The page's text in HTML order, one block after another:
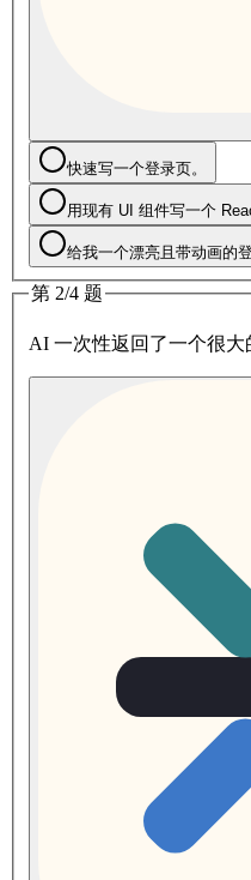
快速写一个登录页。
用现有 UI 组件写一个
给我一个漂亮且带动画的登
第 2/4 题
AI 一次性返回了一个很